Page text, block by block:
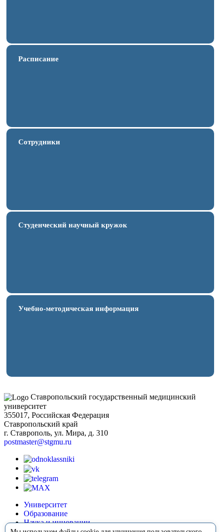
Расписание
Сотрудники
Студенческий научный кружок
Учебно-методическая информация
Ставропольский государственный медицинский
университет
355017, Российская Федерация
Ставропольский край
г. Ставрополь, ул. Мира, д. 310
postmaster@stgmu.ru
Университет
Образование
Наука и инновации